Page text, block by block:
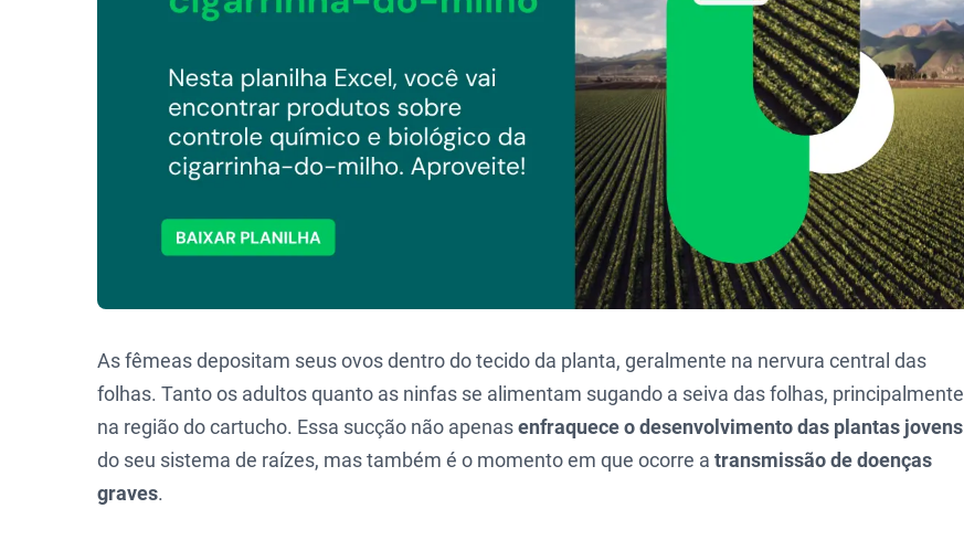
As fêmeas depositam seus ovos dentro do tecido da planta, geralmente na nervura central das
folhas. Tanto os adultos quanto as ninfas se alimentam sugando a seiva das folhas, principalmente
na região do cartucho. Essa sucção não apenasenfraquece o desenvolvimento das plantas jovens
do seu sistema de raízes, mas também é o momento em que ocorre a transmissão de doenças
graves.